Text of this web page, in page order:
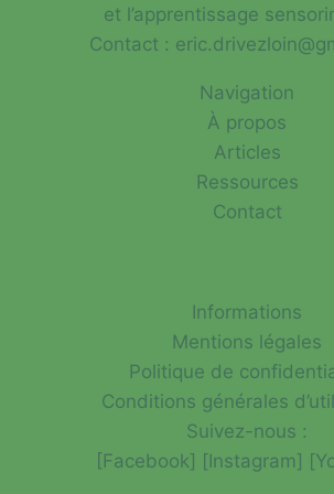
et l’apprentissage
Contact :
Navigation
À propos
Articles
Ressources
Contact
Informations
Mentions légales
Politique de
Conditions générales
Suivez-nous :
[Facebook] [Instagram]